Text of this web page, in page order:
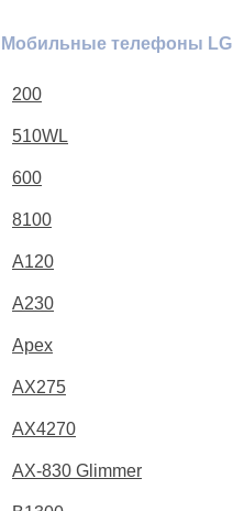
Мобильные телефоны LG
200
510WL
600
8100
A120
A230
Apex
AX275
AX4270
AX-830 Glimmer